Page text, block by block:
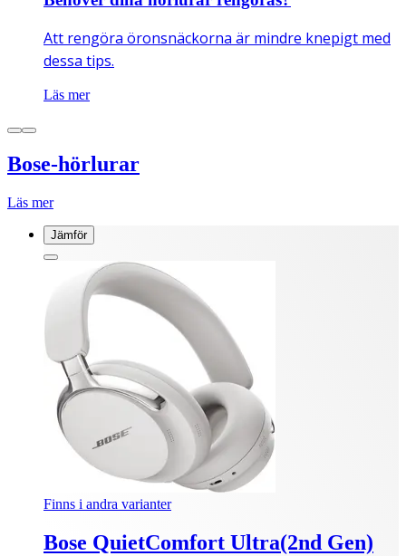
Att rengöra öronsnäckorna är mindre knepigt med
dessa tips.
Läs mer
Bose-hörlurar
Läs mer
Jämför
Finns i andra varianter
Bose QuietComfort Ultra(2nd Gen)